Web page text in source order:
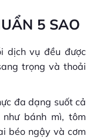
5 SAO
dịch vụ đều được
trọng và thoải
đa dạng suốt cả
bánh mì, tôm
béo ngậy và cơm